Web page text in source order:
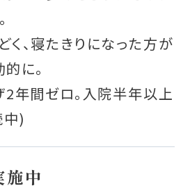
、寝たきりになった方が
に。
年間ゼロ。入院半年以上
)
中